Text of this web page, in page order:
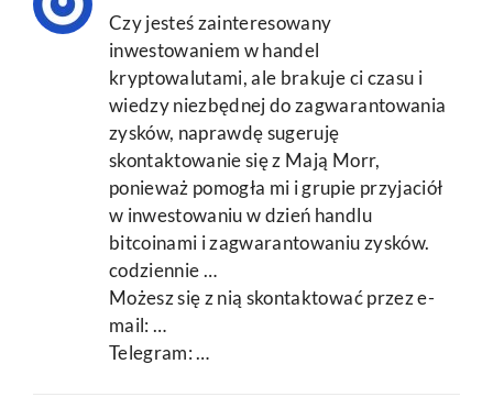
Czy jesteś zainteresowany
inwestowaniem w handel
kryptowalutami, ale brakuje ci czasu i
wiedzy niezbędnej do zagwarantowania
zysków, naprawdę sugeruję
skontaktowanie się z Mają Morr,
ponieważ pomogła mi i grupie przyjaciół
w inwestowaniu w dzień handlu
bitcoinami i zagwarantowaniu zysków.
codziennie …
Możesz się z nią skontaktować przez e-
mail: …
Telegram: …